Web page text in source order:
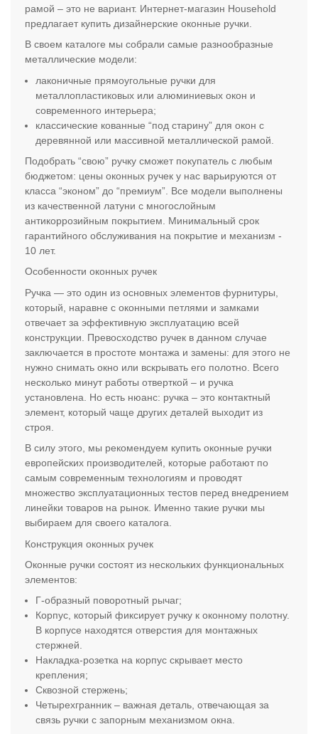
рамой – это не вариант. Интернет-магазин Household
предлагает купить дизайнерские оконные ручки.
В своем каталоге мы собрали самые разнообразные
металлические модели:
лаконичные прямоугольные ручки для
металлопластиковых или алюминиевых окон и
современного интерьера;
классические кованные “под старину” для окон с
деревянной или массивной металлической рамой.
Подобрать “свою” ручку сможет покупатель с любым
бюджетом: цены оконных ручек у нас варьируются от
класса “эконом” до “премиум”. Все модели выполнены
из качественной латуни с многослойным
антикоррозийным покрытием. Минимальный срок
гарантийного обслуживания на покрытие и механизм -
10 лет.
Особенности оконных ручек
Ручка — это один из основных элементов фурнитуры,
который, наравне с оконными петлями и замками
отвечает за эффективную эксплуатацию всей
конструкции. Превосходство ручек в данном случае
заключается в простоте монтажа и замены: для этого не
нужно снимать окно или вскрывать его полотно. Всего
несколько минут работы отверткой – и ручка
установлена. Но есть нюанс: ручка – это контактный
элемент, который чаще других деталей выходит из
строя.
В силу этого, мы рекомендуем купить оконные ручки
европейских производителей, которые работают по
самым современным технологиям и проводят
множество эксплуатационных тестов перед внедрением
линейки товаров на рынок. Именно такие ручки мы
выбираем для своего каталога.
Конструкция оконных ручек
Оконные ручки состоят из нескольких функциональных
элементов:
Г-образный поворотный рычаг;
Корпус, который фиксирует ручку к оконному полотну.
В корпусе находятся отверстия для монтажных
стержней.
Накладка-розетка на корпус скрывает место
крепления;
Сквозной стержень;
Четырехгранник – важная деталь, отвечающая за
связь ручки с запорным механизмом окна.